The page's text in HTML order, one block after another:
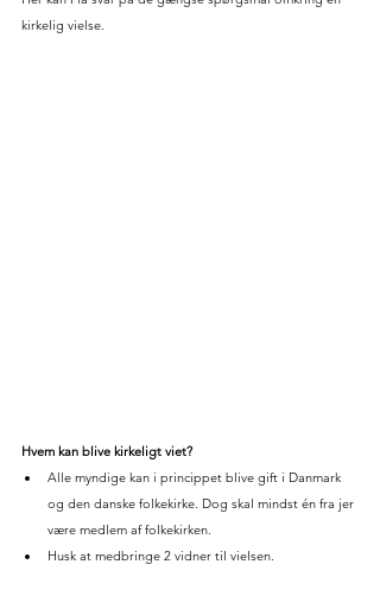
kirkelig vielse.
Hvem kan blive kirkeligt viet?
Alle myndige kan i princippet blive gift i Danmark
og den danske folkekirke. Dog skal mindst én fra jer
være medlem af folkekirken.
Husk at medbringe 2 vidner til vielsen.